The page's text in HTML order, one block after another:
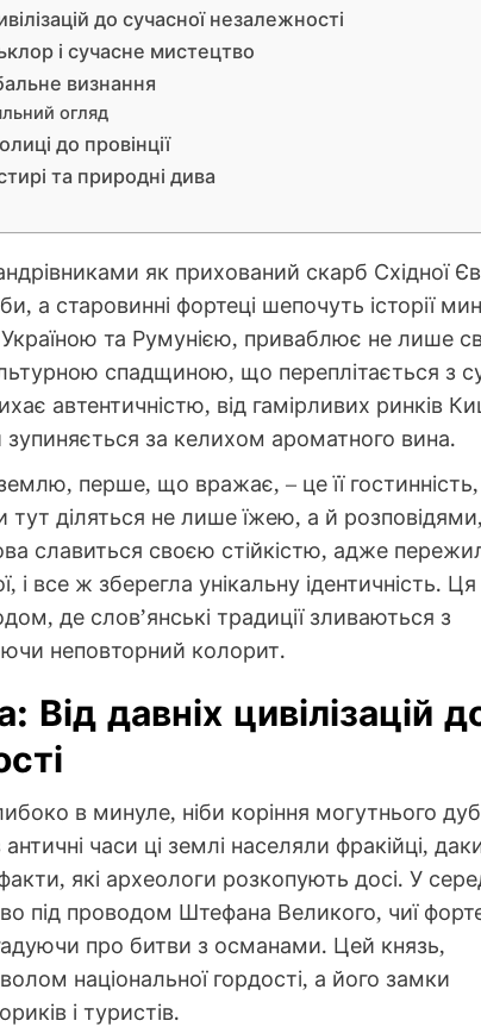
до сучасної незалежності
і сучасне мистецтво
визнання
огляд
до провінції
та природні дива
як прихований скарб Східної
а старовинні фортеці шепочуть історії
Україною та Румунією, приваблює не лише
спадщиною, що переплітається з
автентичністю, від гамірливих ринків
зупиняється за келихом ароматного вина.
перше, що вражає, – це її
тут діляться не лише їжею, а й
славиться своєю стійкістю, адже
і все ж зберегла унікальну ідентичність.
де слов’янські традиції зливаються з
неповторний колорит.
давніх цивілізацій
в минуле, ніби коріння могутнього
часи ці землі населяли фракійці,
які археологи розкопують досі. У
під проводом Штефана Великого, чиї
про битви з османами. Цей князь,
національної гордості, а його замки
і туристів.